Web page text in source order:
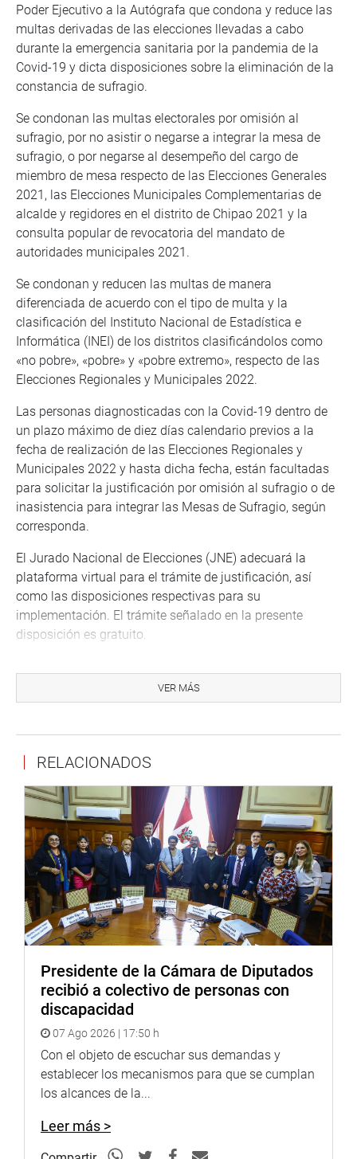
Poder Ejecutivo a la Autógrafa que condona y reduce las
multas derivadas de las elecciones llevadas a cabo
durante la emergencia sanitaria por la pandemia de la
Covid-19 y dicta disposiciones sobre la eliminación de la
constancia de sufragio.
Se condonan las multas electorales por omisión al
sufragio, por no asistir o negarse a integrar la mesa de
sufragio, o por negarse al desempeño del cargo de
miembro de mesa respecto de las Elecciones Generales
2021, las Elecciones Municipales Complementarias de
alcalde y regidores en el distrito de Chipao 2021 y la
consulta popular de revocatoria del mandato de
autoridades municipales 2021.
Se condonan y reducen las multas de manera
diferenciada de acuerdo con el tipo de multa y la
clasificación del Instituto Nacional de Estadística e
Informática (INEI) de los distritos clasificándolos como
«no pobre», «pobre» y «pobre extremo», respecto de las
Elecciones Regionales y Municipales 2022.
Las personas diagnosticadas con la Covid-19 dentro de
un plazo máximo de diez días calendario previos a la
fecha de realización de las Elecciones Regionales y
Municipales 2022 y hasta dicha fecha, están facultadas
para solicitar la justificación por omisión al sufragio o de
inasistencia para integrar las Mesas de Sufragio, según
corresponda.
El Jurado Nacional de Elecciones (JNE) adecuará la
plataforma virtual para el trámite de justificación, así
como las disposiciones respectivas para su
implementación. El trámite señalado en la presente
disposición es gratuito.
se contrae la presente ley no alcanza a quienes a la fecha
hubieran efectuado la cancelación de estas, no siendo
El legislador Américo Gonza Castillo (PL), dijo que la
no acudieron a sufragar puedan ser condonados sus
multas.
OFICINA DE COMUNICACIONES E IMAGEN
INSTITUCIONAL
VER MÁS
RELACIONADOS
Presidente de la Cámara de Diputados
recibió a colectivo de personas con
discapacidad
07 Ago 2026 | 17:50 h
Con el objeto de escuchar sus demandas y
establecer los mecanismos para que se cumplan
los alcances de la...
Leer más >